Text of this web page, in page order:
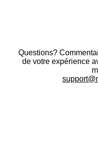
Questions?
de votre expérience